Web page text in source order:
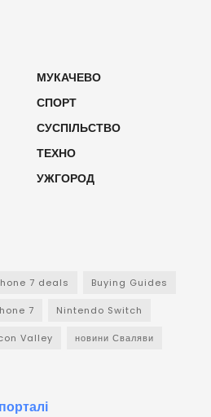
МУКАЧЕВО
СПОРТ
СУСПІЛЬСТВО
ТЕХНО
УЖГОРОД
7 deals Buying Guides
7 Nintendo Switch
Valley новини Сваляви